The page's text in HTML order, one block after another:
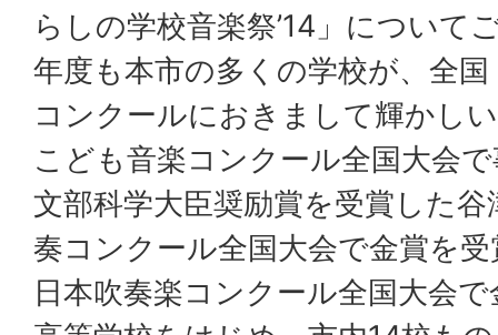
らしの学校音楽祭’14」について
年度も本市の多くの学校が、全
コンクールにおきまして輝かし
こども音楽コンクール全国大会
文部科学大臣奨励賞を受賞した
奏コンクール全国大会で金賞を
日本吹奏楽コンクール全国大会